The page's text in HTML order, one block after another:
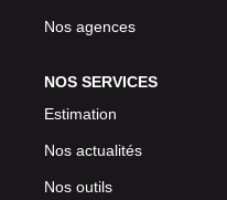
Nos agences
NOS SERVICES
Estimation
Nos actualités
Nos outils